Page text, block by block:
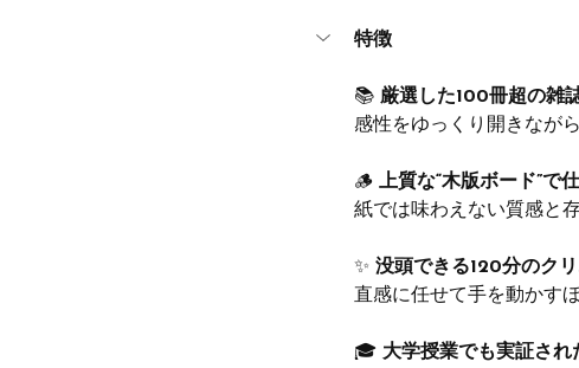
特徴
📚 厳選した100冊超の雑
感性をゆっくり開きなが
🪵 上質な“木版ボード”で
紙では味わえない質感と
✨ 没頭できる120分のク
直感に任せて手を動かす
🎓 大学授業でも実証さ